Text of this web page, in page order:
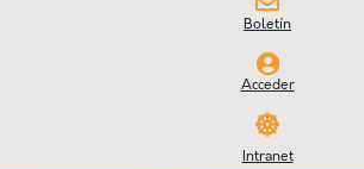
Boletín
Acceder
Intranet